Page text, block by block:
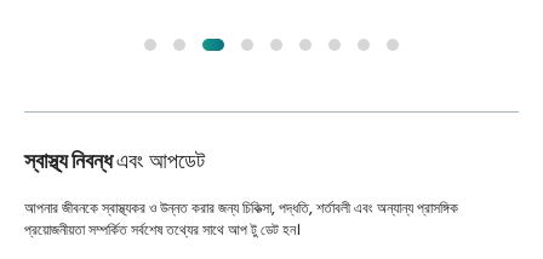
স্বাস্থ্য নিবন্ধএবং আপডেট
আপনার জীবনকে স্বাস্থ্যকর ও উন্নত করার জন্য চিকিত্সা, পদ্ধতি, শর্তাবলী এবং অন্যান্য প্রাসঙ্গিক
প্রয়োজনীয়তা সম্পর্কিত সর্বশেষ তথ্যের সাথে আপ টু ডেট হন।